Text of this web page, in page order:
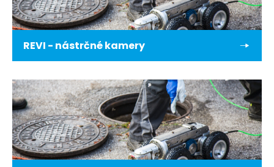
REVI - nástrčné kamery